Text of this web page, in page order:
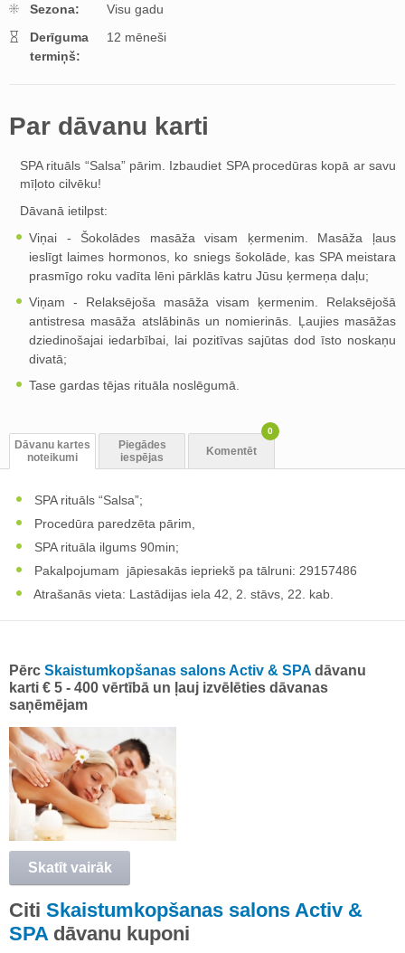
Sezona:
Visu gadu
Derīguma
termiņš:
12 mēneši
Par dāvanu karti
SPA rituāls “Salsa” pārim. Izbaudiet SPA procedūras kopā ar savu
mīļoto cilvēku!
Dāvanā ietilpst:
Viņai - Šokolādes masāža visam ķermenim. Masāža ļaus
ieslīgt laimes hormonos, ko sniegs šokolāde, kas SPA meistara
prasmīgo roku vadīta lēni pārklās katru Jūsu ķermeņa daļu;
Viņam - Relaksējoša masāža visam ķermenim. Relaksējošā
antistresa masāža atslābinās un nomierinās. Ļaujies masāžas
dziedinošajai iedarbībai, lai pozitīvas sajūtas dod īsto noskaņu
divatā;
Tase gardas tējas rituāla noslēgumā.
Dāvanu kartes
noteikumi
Piegādes
iespējas
Komentēt
0
SPA rituāls “Salsa”;
Procedūra paredzēta pārim,
SPA rituāla ilgums 90min;
Pakalpojumam jāpiesakās iepriekš pa tālruni: 29157486
Atrašanās vieta: Lastādijas iela 42, 2. stāvs, 22. kab.
Pērc Skaistumkopšanas salons Activ & SPA dāvanu
karti € 5 - 400 vērtībā un ļauj izvēlēties dāvanas
saņēmējam
Skatīt vairāk
Citi Skaistumkopšanas salons Activ &
SPA dāvanu kuponi